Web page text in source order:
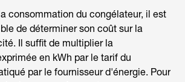
consommation du congélateur, il est
de déterminer son coût sur la
Il suffit de multiplier la
en kWh par le tarif du
par le fournisseur d'énergie. Pour